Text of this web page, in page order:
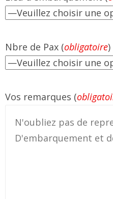
Nbre de Pax (obligatoire)
Vos remarques (